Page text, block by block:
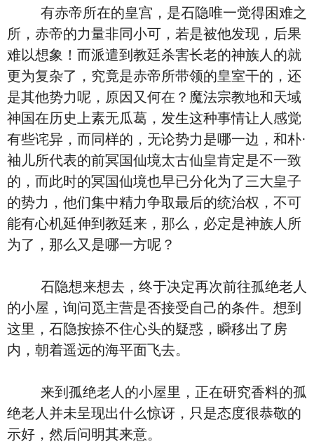
有赤帝所在的皇宫，是石隐唯一觉得困难之
所，赤帝的力量非同小可，若是被他发现，后果
难以想象！而派遣到教廷杀害长老的神族人的就
更为复杂了，究竟是赤帝所带领的皇室干的，还
是其他势力呢，原因又何在？魔法宗教地和天域
神国在历史上素无瓜葛，发生这种事情让人感觉
有些诧异，而同样的，无论势力是哪一边，和朴·
袖儿所代表的前冥国仙境太古仙皇肯定是不一致
的，而此时的冥国仙境也早已分化为了三大皇子
的势力，他们集中精力争取最后的统治权，不可
能有心机延伸到教廷来，那么，必定是神族人所
为了，那么又是哪一方呢？
石隐想来想去，终于决定再次前往孤绝老人
的小屋，询问觅主营是否接受自己的条件。想到
这里，石隐按捺不住心头的疑惑，瞬移出了房
内，朝着遥远的海平面飞去。
来到孤绝老人的小屋里，正在研究香料的孤
绝老人并未呈现出什么惊讶，只是态度很恭敬的
示好，然后问明其来意。